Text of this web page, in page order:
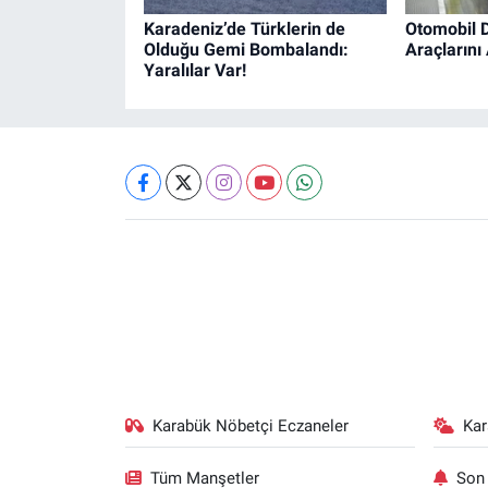
Karadeniz’de Türklerin de
Olduğu Gemi Bombalandı:
Yaralılar Var!
Otomobil
Araçlarını
Karabük Nöbetçi Eczaneler
Tüm Manşetler